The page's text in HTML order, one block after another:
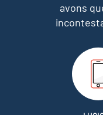
avons